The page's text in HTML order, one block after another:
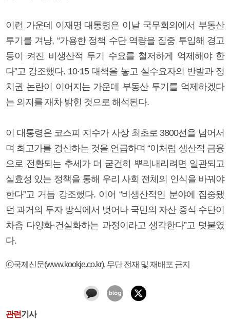
이런 가운데 이재명 대통령은 이날 국무회의에서 부동산
투기를 겨냥, “가용한 정책 수단 역량을 집중 투입해 경고
등이 켜진 비생산적 투기 수요를 철저하게 억제해야 한
다”고 강조했다. 10·15 대책을 놓고 실수요자의 반발과 정
치권 논란이 이어지는 가운데 부동산 투기를 억제하겠다
는 의지를 재차 밝힌 것으로 해석된다.
이 대통령은 코스피 지수가 사상 최초로 3800선을 넘어서
며 최고가를 경신하는 것을 언급하며 “이처럼 생산적 금융
으로 전환되는 추세가 더 굳건히 뿌리내리려면 일관되고
실효성 있는 정책을 통해 우리 사회 전체의 인식을 바꿔야
한다”고 거듭 강조했다. 이어 “비생산적인 분야에 집중됐
던 과거의 투자 방식에서 벗어나 국민의 자산 증식 수단이
차츰 다양화·건실화하는 과정이라고 생각한다”고 덧붙였
다.
ⓒ국제신문(www.kookje.co.kr), 무단 전재 및 재배포 금지
관련기사